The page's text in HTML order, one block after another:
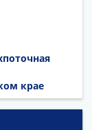
крае